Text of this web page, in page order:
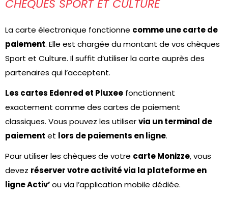
CHÈQUES SPORT ET CULTURE
La carte électronique fonctionne comme une carte de
paiement. Elle est chargée du montant de vos chèques
Sport et Culture. Il suffit d’utiliser la carte auprès des
partenaires qui l’acceptent.
Les cartes Edenred et Pluxee fonctionnent
exactement comme des cartes de paiement
classiques. Vous pouvez les utiliservia un terminal de
paiement et lors de paiements en ligne.
Pour utiliser les chèques de votre carte Monizze, vous
devez réserver votre activité via la plateforme en
ligne Activ’ou via l’application mobile dédiée.